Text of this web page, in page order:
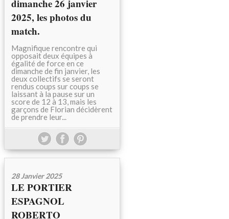
dimanche 26 janvier
2025, les photos du
match.
Magnifique rencontre qui
opposait deux équipes à
égalité de force en ce
dimanche de fin janvier, les
deux collectifs se seront
rendus coups sur coups se
laissant à la pause sur un
score de 12 à 13, mais les
garçons de Florian décidèrent
de prendre leur...
28 Janvier 2025
LE PORTIER
ESPAGNOL
ROBERTO